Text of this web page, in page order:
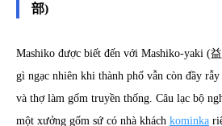
部)
Mashiko được biết đến với Mashiko-yaki (
gì ngạc nhiên khi thành phố vẫn còn đầy
và thợ làm gốm truyền thống. Câu lạc bộ
một xưởng gốm sứ có nhà khách kominka